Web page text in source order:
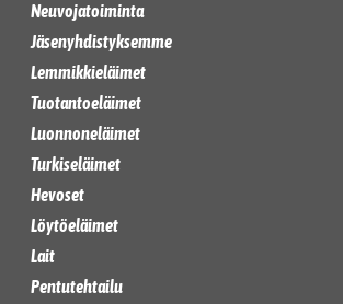
Neuvojatoiminta
Jäsenyhdistyksemme
Lemmikkieläimet
Tuotantoeläimet
Luonnoneläimet
Turkiseläimet
Hevoset
Löytöeläimet
Lait
Pentutehtailu